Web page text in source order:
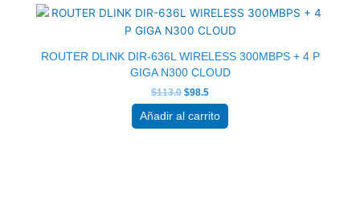
ROUTER DLINK DIR-636L WIRELESS 300MBPS + 4 P
GIGA N300 CLOUD
$113.0
original
era:
$113.0.
$98.5
actual
es:
$98.5.
Añadir al carrito